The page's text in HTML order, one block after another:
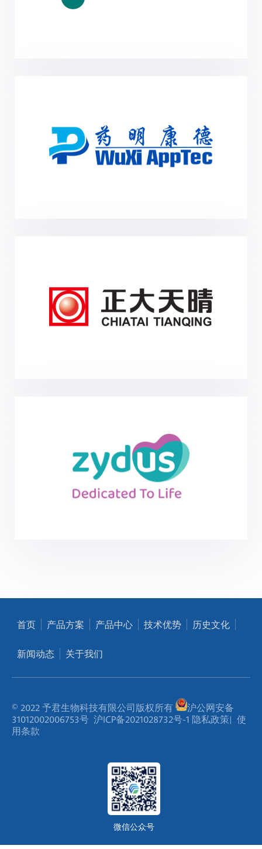
首页 产品方案 产品中心 技术优势 历史文化
新闻动态 关于我们
© 2022 予君生物科技有限公司版权所有
沪公网安备
31012002006753号 沪ICP备2021028732号-1 隐私政策| 使
用条款
微信公众号